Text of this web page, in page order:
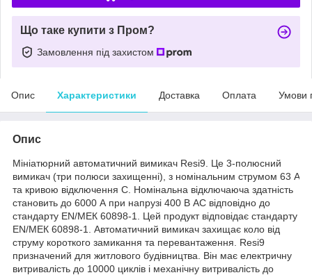
Що таке купити з Пром?
Замовлення під захистом
Опис Характеристики Доставка Оплата Умови
Опис
Мініатюрний автоматичний вимикач Resi9. Це 3-полюсний
вимикач (три полюси захищенні), з номінальним струмом 63 A
та кривою відключення С. Номінальна відключаюча здатність
становить до 6000 А при напрузі 400 В АС відповідно до
стандарту EN/МЕК 60898-1. Цей продукт відповідає стандарту
EN/МЕК 60898-1. Автоматичний вимикач захищає коло від
струму короткого замикання та перевантаження. Resi9
призначений для житлового будівництва. Він має електричну
витривалість до 10000 циклів і механічну витривалість до